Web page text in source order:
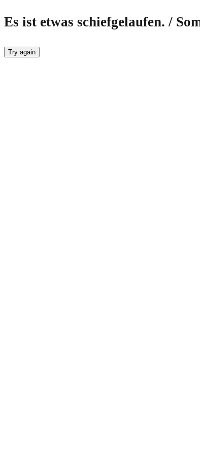
Es ist etwas schiefgelaufen. /
Try again